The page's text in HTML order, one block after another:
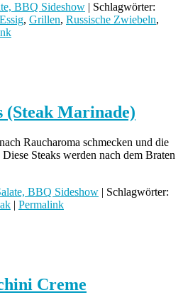
BBQ Sideshow | Schlagwörter:
Essig, Grillen, Russische Zwiebeln,
Marinade)
Raucharoma schmecken und die
Steaks werden nach dem Braten
BBQ Sideshow | Schlagwörter:
| Permalink
Creme